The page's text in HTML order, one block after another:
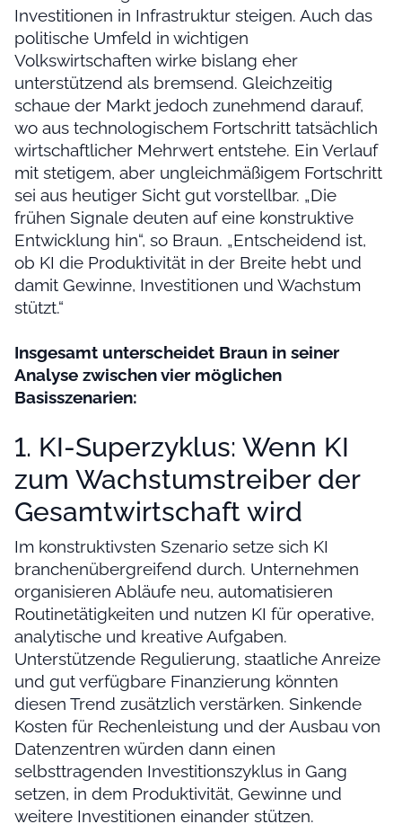
Investitionen in Infrastruktur steigen. Auch das
politische Umfeld in wichtigen
Volkswirtschaften wirke bislang eher
unterstützend als bremsend. Gleichzeitig
schaue der Markt jedoch zunehmend darauf,
wo aus technologischem Fortschritt tatsächlich
wirtschaftlicher Mehrwert entstehe. Ein Verlauf
mit stetigem, aber ungleichmäßigem Fortschritt
sei aus heutiger Sicht gut vorstellbar. „Die
frühen Signale deuten auf eine konstruktive
Entwicklung hin“, so Braun. „Entscheidend ist,
ob KI die Produktivität in der Breite hebt und
damit Gewinne, Investitionen und Wachstum
stützt.“
Insgesamt unterscheidet Braun in seiner
Analyse zwischen vier möglichen
Basisszenarien:
1. KI-Superzyklus: Wenn KI
zum Wachstumstreiber der
Gesamtwirtschaft wird
Im konstruktivsten Szenario setze sich KI
branchenübergreifend durch. Unternehmen
organisieren Abläufe neu, automatisieren
Routinetätigkeiten und nutzen KI für operative,
analytische und kreative Aufgaben.
Unterstützende Regulierung, staatliche Anreize
und gut verfügbare Finanzierung könnten
diesen Trend zusätzlich verstärken. Sinkende
Kosten für Rechenleistung und der Ausbau von
Datenzentren würden dann einen
selbsttragenden Investitionszyklus in Gang
setzen, in dem Produktivität, Gewinne und
weitere Investitionen einander stützen.